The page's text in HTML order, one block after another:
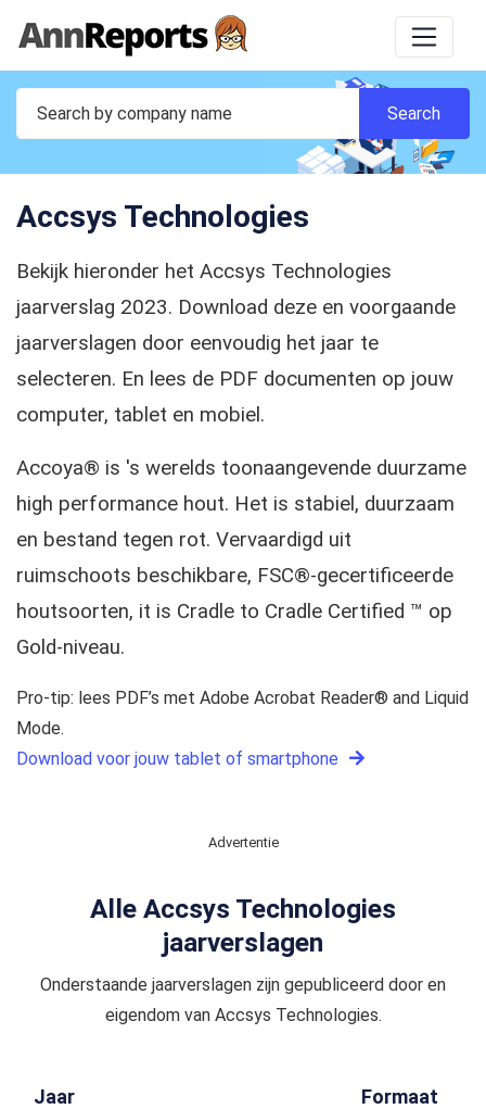
Accsys Technologies
Bekijk hieronder het Accsys Technologies
jaarverslag 2023. Download deze en voorgaande
jaarverslagen door eenvoudig het jaar te
selecteren. En lees de PDF documenten op jouw
computer, tablet en mobiel.
Accoya® is 's werelds toonaangevende duurzame
high performance hout. Het is stabiel, duurzaam
en bestand tegen rot. Vervaardigd uit
ruimschoots beschikbare, FSC®-gecertificeerde
houtsoorten, it is Cradle to Cradle Certified ™ op
Gold-niveau.
Pro-tip: lees PDF’s met Adobe Acrobat Reader® and Liquid
Mode.
Download voor jouw tablet of smartphone
Advertentie
Alle Accsys Technologies
jaarverslagen
Onderstaande jaarverslagen zijn gepubliceerd door en
eigendom van Accsys Technologies.
Jaar Formaat